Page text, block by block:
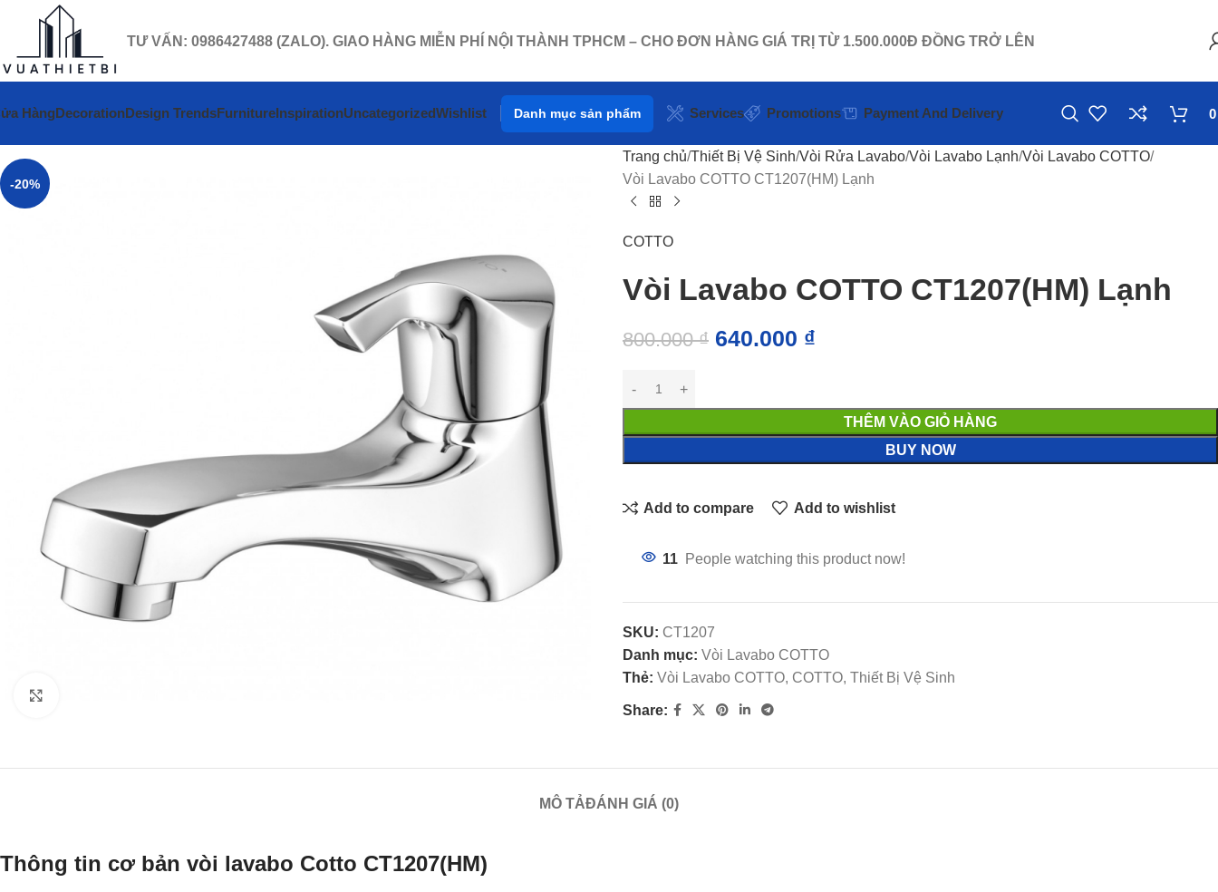
TƯ VẤN: 0986427488 (ZALO). GIAO HÀNG MIỄN PHÍ NỘI THÀNH TPHCM – CHO ĐƠN HÀNG GIÁ TRỊ TỪ 1.500.000Đ ĐỒNG TRỞ LÊN
HàngDecorationDesign TrendsFurnitureInspirationUncategorizedWishlist Danh mục sản phẩm Services Promotions Payment And Delivery
-20%
Trang chủ Thiết Bị Vệ Sinh Vòi Rửa Lavabo Vòi Lavabo Lạnh Vòi Lavabo COTTO
Vòi Lavabo COTTO CT1207(HM) Lạnh
COTTO
Vòi Lavabo COTTO CT1207(HM) Lạnh
800.000₫ 640.000 ₫
THÊM VÀO GIỎ HÀNG
BUY NOW
Add to compare Add to wishlist
11 People watching this product now!
SKU: CT1207
Danh mục: Vòi Lavabo COTTO
Thẻ: Vòi Lavabo COTTO, COTTO, Thiết Bị Vệ Sinh
Share:
MÔ TẢĐÁNH GIÁ (0)
Thông tin cơ bản vòi lavabo Cotto CT1207(HM)